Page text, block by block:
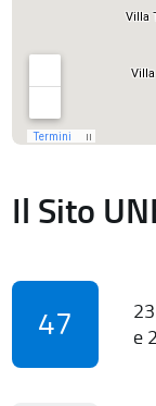
Il Sito
47
e